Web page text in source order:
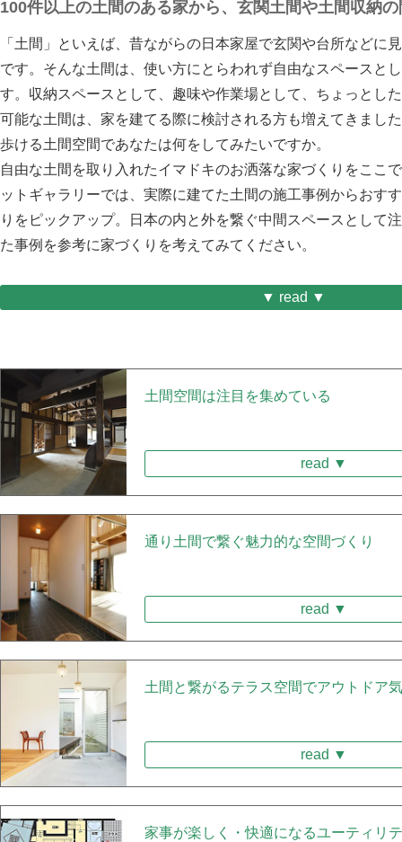
100件以上の土間のある家から、玄関土間や土間収納
「土間」といえば、昔ながらの日本家屋で玄関や台所などに
です。そんな土間は、使い方にとらわれず自由なスペースと
す。収納スペースとして、趣味や作業場として、ちょっとし
可能な土間は、家を建てる際に検討される方も増えてきまし
歩ける土間空間であなたは何をしてみたいですか。
自由な土間を取り入れたイマドキのお洒落な家づくりをここ
ットギャラリーでは、実際に建てた土間の施工事例からおす
りをピックアップ。日本の内と外を繋ぐ中間スペースとして
た事例を参考に家づくりを考えてみてください。
▼ read ▼
土間空間は注目を集めている
read ▼
通り土間で繋ぐ魅力的な空間づくり
read ▼
土間と繋がるテラス空間でアウトドア
read ▼
家事が楽しく・快適になるユーティリ